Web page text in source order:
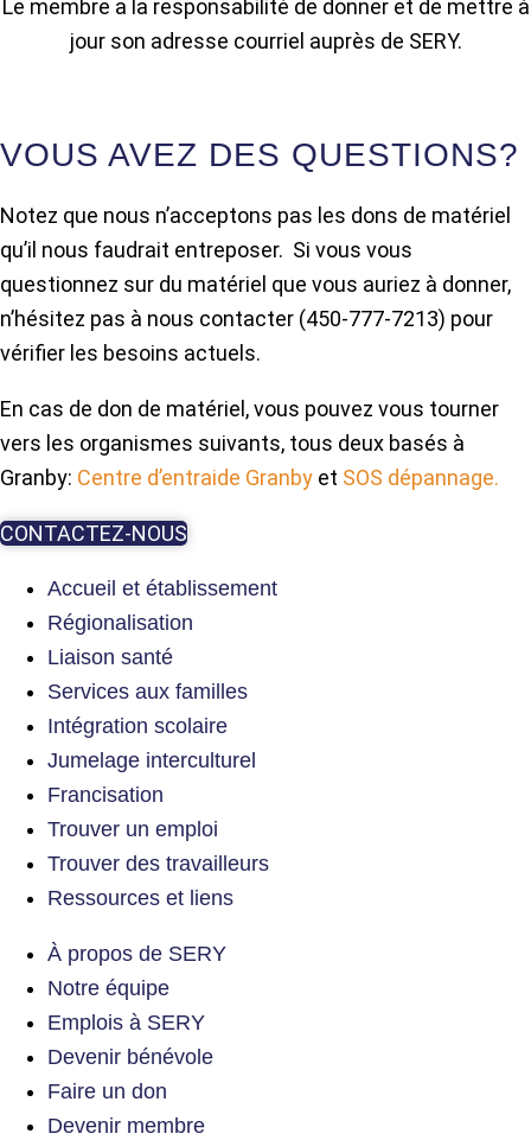
Le membre a la responsabilité de donner et de mettre à
jour son adresse courriel auprès de SERY.
VOUS AVEZ DES QUESTIONS?
Notez que nous n’acceptons pas les dons de matériel
qu’il nous faudrait entreposer. Si vous vous
questionnez sur du matériel que vous auriez à donner,
n’hésitez pas à nous contacter (450-777-7213) pour
vérifier les besoins actuels.
En cas de don de matériel, vous pouvez vous tourner
vers les organismes suivants, tous deux basés à
Granby: Centre d’entraide Granby et SOS dépannage.
CONTACTEZ-NOUS
Accueil et établissement
Régionalisation
Liaison santé
Services aux familles
Intégration scolaire
Jumelage interculturel
Francisation
Trouver un emploi
Trouver des travailleurs
Ressources et liens
À propos de SERY
Notre équipe
Emplois à SERY
Devenir bénévole
Faire un don
Devenir membre